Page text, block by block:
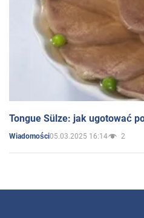
Tongue Sülze: jak ugotować
Wiadomości05.03.2025 16:14 2